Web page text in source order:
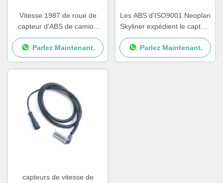
Vitesse 1987 de roue de
capteur d'ABS de camion
d'HOMME d'IVECO 1784588
5021170125 1506005
Parlez Maintenant.
Les ABS d'ISO9001 Neoplan
Skyliner expédient le capteur
A0015428818 0015423318
Parlez Maintenant.
capteurs de vitesse de